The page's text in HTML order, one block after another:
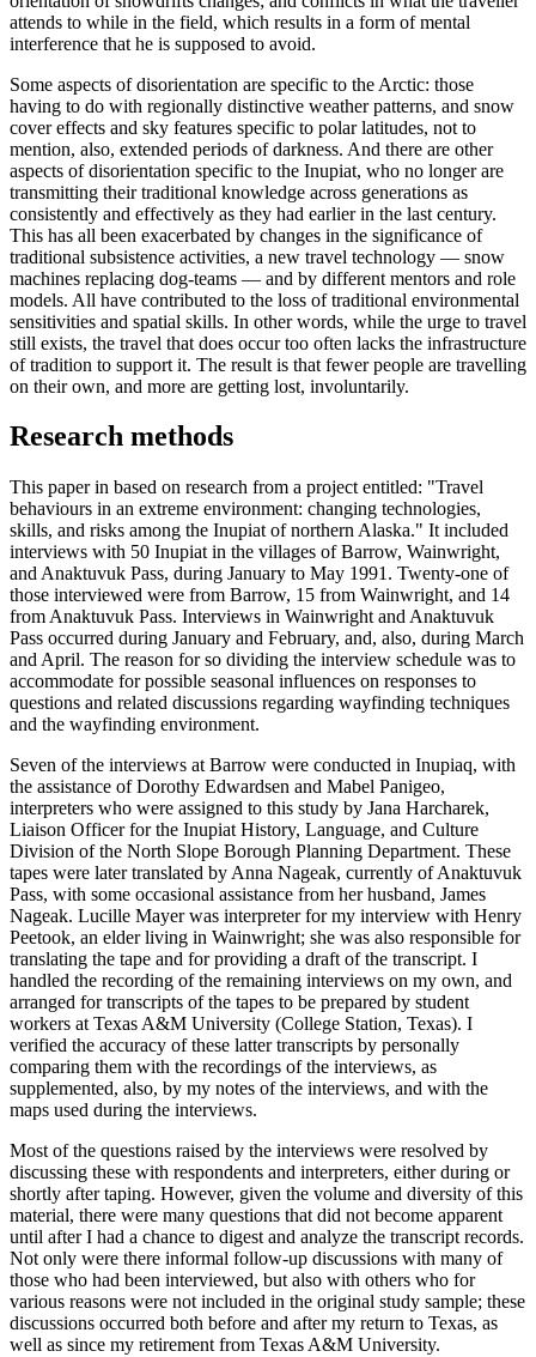
attends to while in the field, which results in a form of mental
interference that he is supposed to avoid.
Some aspects of disorientation are specific to the Arctic: those
having to do with regionally distinctive weather patterns, and snow
cover effects and sky features specific to polar latitudes, not to
mention, also, extended periods of darkness. And there are other
aspects of disorientation specific to the Inupiat, who no longer are
transmitting their traditional knowledge across generations as
consistently and effectively as they had earlier in the last century.
This has all been exacerbated by changes in the significance of
traditional subsistence activities, a new travel technology — snow
machines replacing dog-teams — and by different mentors and role
models. All have contributed to the loss of traditional environmental
sensitivities and spatial skills. In other words, while the urge to travel
still exists, the travel that does occur too often lacks the infrastructure
of tradition to support it. The result is that fewer people are travelling
on their own, and more are getting lost, involuntarily.
Research methods
This paper in based on research from a project entitled: "Travel
behaviours in an extreme environment: changing technologies,
skills, and risks among the Inupiat of northern Alaska." It included
interviews with 50 Inupiat in the villages of Barrow, Wainwright,
and Anaktuvuk Pass, during January to May 1991. Twenty-one of
those interviewed were from Barrow, 15 from Wainwright, and 14
from Anaktuvuk Pass. Interviews in Wainwright and Anaktuvuk
Pass occurred during January and February, and, also, during March
and April. The reason for so dividing the interview schedule was to
accommodate for possible seasonal influences on responses to
questions and related discussions regarding wayfinding techniques
and the wayfinding environment.
Seven of the interviews at Barrow were conducted in Inupiaq, with
the assistance of Dorothy Edwardsen and Mabel Panigeo,
interpreters who were assigned to this study by Jana Harcharek,
Liaison Officer for the Inupiat History, Language, and Culture
Division of the North Slope Borough Planning Department. These
tapes were later translated by Anna Nageak, currently of Anaktuvuk
Pass, with some occasional assistance from her husband, James
Nageak. Lucille Mayer was interpreter for my interview with Henry
Peetook, an elder living in Wainwright; she was also responsible for
translating the tape and for providing a draft of the transcript. I
handled the recording of the remaining interviews on my own, and
arranged for transcripts of the tapes to be prepared by student
workers at Texas A&M University (College Station, Texas). I
verified the accuracy of these latter transcripts by personally
comparing them with the recordings of the interviews, as
supplemented, also, by my notes of the interviews, and with the
maps used during the interviews.
Most of the questions raised by the interviews were resolved by
discussing these with respondents and interpreters, either during or
shortly after taping. However, given the volume and diversity of this
material, there were many questions that did not become apparent
until after I had a chance to digest and analyze the transcript records.
Not only were there informal follow-up discussions with many of
those who had been interviewed, but also with others who for
various reasons were not included in the original study sample; these
discussions occurred both before and after my return to Texas, as
well as since my retirement from Texas A&M University.